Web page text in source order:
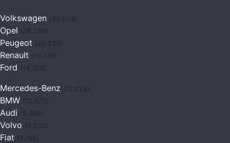
Volkswagen (30.624)
Opel
Peugeot
Renault (19.746)
Ford (14.755)
Mercedes-Benz
BMW
Audi
Volvo
Fiat (7.262)